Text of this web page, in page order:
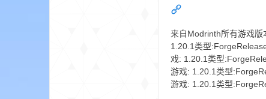
来自Modrinth所有游戏
1.20.1类型
戏: 1.20.1类型
游戏: 1.20.1类型
游戏: 1.20.1类型